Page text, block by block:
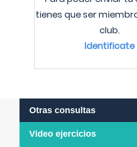
tienes que ser miembro
club.
Identificate
Otras consultas
Video ejercicios